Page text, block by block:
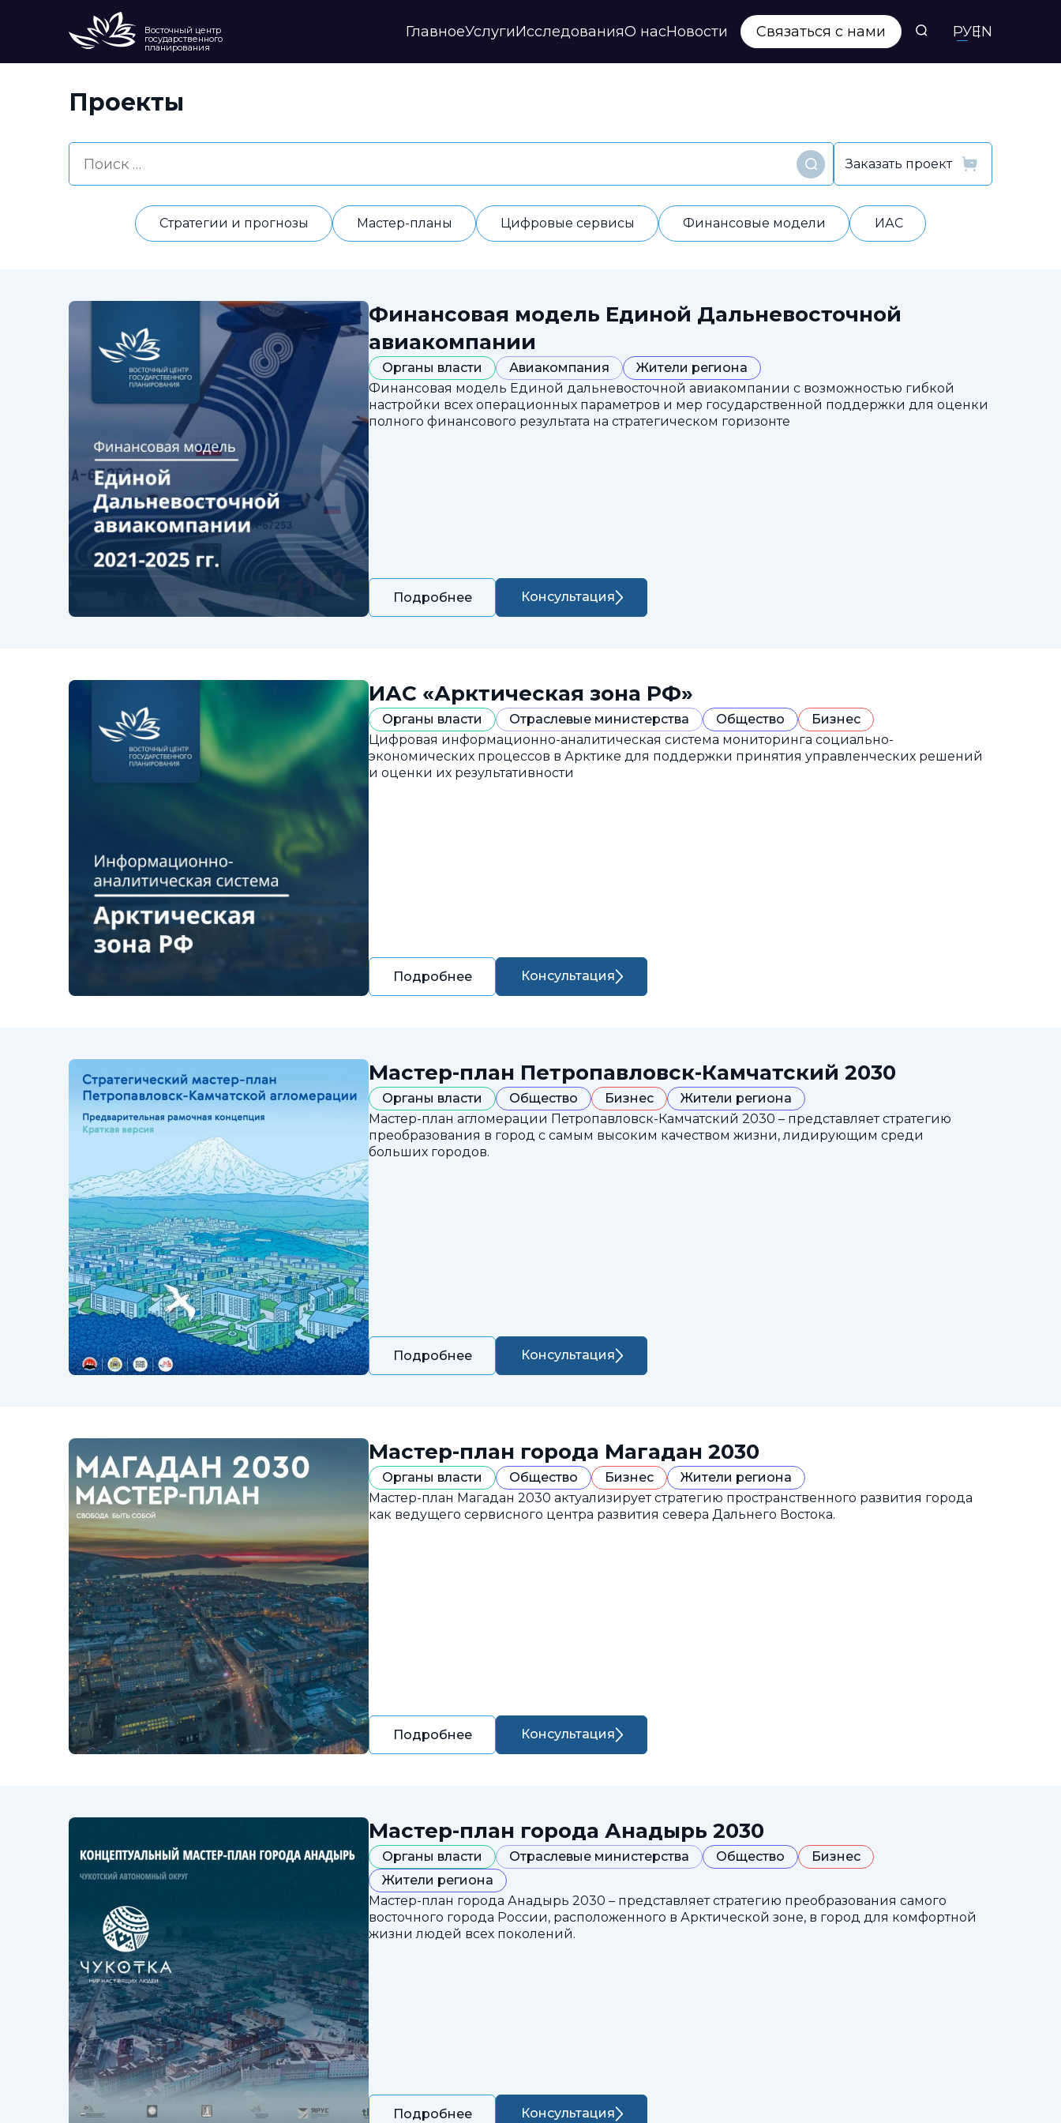
Восточный центр
государственного
планирования
ГлавноеУслуги
Финансовые модели
Исследования
Профили регионов
О нас
Документы
Новости Связаться с нами РУEN
Проекты
НайтиЗаказать проект
Стратегии и прогнозы Мастер-планы Цифровые сервисы Финансовые модели ИАС
Финансовая модель Единой Дальневосточной
авиакомпании
Органы власти Авиакомпания
Жители региона
Финансовая модель Единой дальневосточной авиакомпании с возможностью гибкой
настройки всех операционных параметров и мер государственной поддержки для оценки
полного финансового результата на стратегическом горизонте
Подробнее Консультация
ИАС «Арктическая зона РФ»
Органы власти Отраслевые министерства Общество
Бизнес
Цифровая информационно-аналитическая система мониторинга социально-
экономических процессов в Арктике для поддержки принятия управленческих решений
и оценки их результативности
Подробнее Консультация
Мастер-план Петропавловск-Камчатский 2030
Органы власти Общество Бизнес
Жители региона
Мастер-план агломерации Петропавловск-Камчатский 2030 – представляет стратегию
преобразования в город с самым высоким качеством жизни, лидирующим среди
больших городов.
Подробнее Консультация
Мастер-план города Магадан 2030
Органы власти Общество Бизнес
Жители региона
Мастер-план Магадан 2030 актуализирует стратегию пространственного развития города
как ведущего сервисного центра развития севера Дальнего Востока.
Подробнее Консультация
Мастер-план города Анадырь 2030
Органы власти Отраслевые министерства Общество
Бизнес
Жители региона
Мастер-план города Анадырь 2030 – представляет стратегию преобразования самого
восточного города России, расположенного в Арктической зоне, в город для комфортной
жизни людей всех поколений.
Подробнее Консультация